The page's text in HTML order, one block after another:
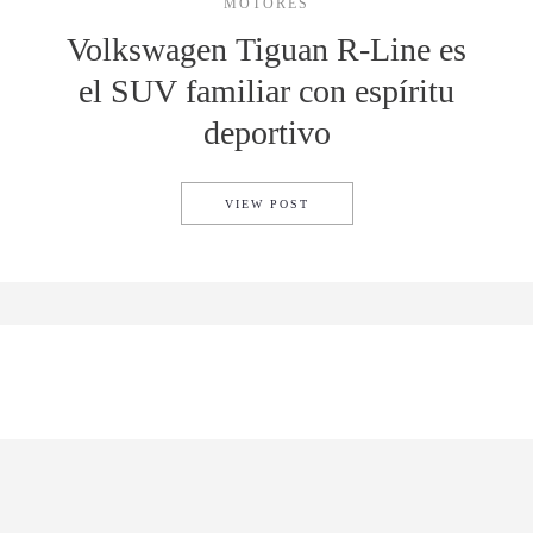
MOTORES
Volkswagen Tiguan R-Line es
el SUV familiar con espíritu
deportivo
VIEW POST